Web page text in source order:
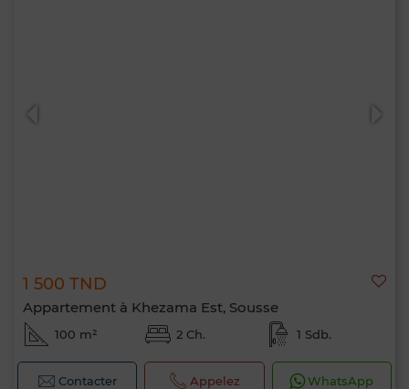
1 500 TND
Appartement à Khezama Est, Sousse
100 m² 2 Ch. 1 Sdb.
Contacter Appelez WhatsApp